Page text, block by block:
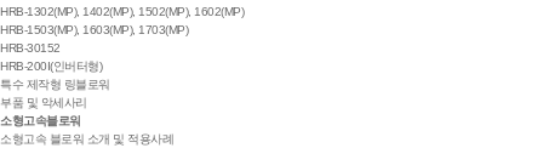
HRB-1302(MP), 1402(MP), 1502(MP), 1602(MP)
HRB-1503(MP), 1603(MP), 1703(MP)
HRB-30152
HRB-200I(인버터형)
특수 제작형 링블로워
부품 및 악세사리
소형고속블로워
소형고속 블로워 소개 및 적용사례